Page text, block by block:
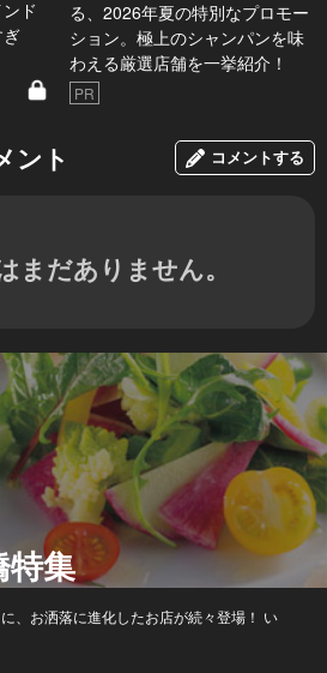
ド
る、2026年夏の特別なプロモー
ション。極上のシャンパンを味
わえる厳選店舗を一挙紹介！
PR
ント コメントする
まだありません。
特集
、お洒落に進化したお店が続々登場！ い